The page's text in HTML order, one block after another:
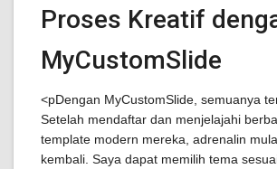
Proses Kreatif
MyCustomSlide
<pDengan MyCustomSlide, semuanya
Setelah mendaftar dan menjelajahi
template modern mereka, adrenalin
kembali. Saya dapat memilih tema